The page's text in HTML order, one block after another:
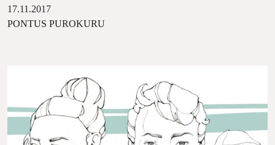
17.11.2017
PONTUS PUROKURU